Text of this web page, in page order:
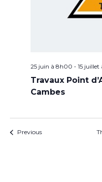
25 juin à 8h00 - 15 juillet
Travaux Point
Cambes
Previous